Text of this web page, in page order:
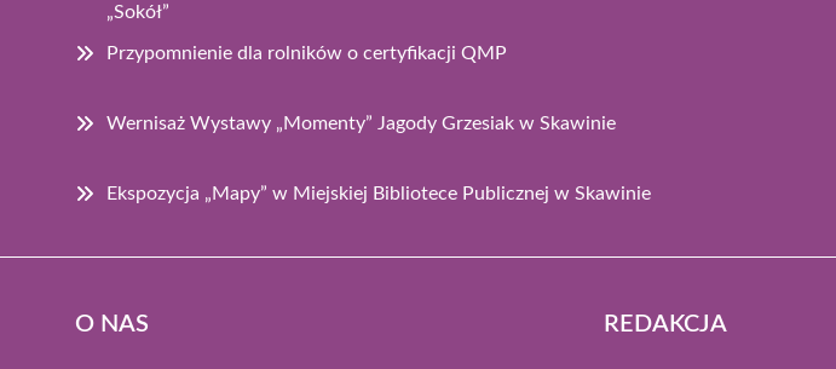
„Sokół”
Przypomnienie dla rolników o certyfikacji QMP
Wernisaż Wystawy „Momenty” Jagody Grzesiak w Skawinie
Ekspozycja „Mapy” w Miejskiej Bibliotece Publicznej w Skawinie
O NAS REDAKCJA